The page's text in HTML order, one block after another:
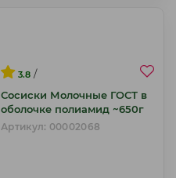
3.8 /
Сосиски Молочные ГОСТ в
оболочке полиамид ~650г
Артикул: 00002068